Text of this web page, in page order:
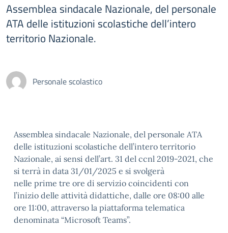
Assemblea sindacale Nazionale, del personale
ATA delle istituzioni scolastiche dell’intero
territorio Nazionale.
Personale scolastico
Assemblea sindacale Nazionale, del personale ATA
delle istituzioni scolastiche dell’intero territorio
Nazionale, ai sensi dell’art. 31 del ccnl 2019-2021, che
si terrà in data 31/01/2025 e si svolgerà
nelle prime tre ore di servizio coincidenti con
l’inizio delle attività didattiche, dalle ore 08:00 alle
ore 11:00, attraverso la piattaforma telematica
denominata “Microsoft Teams”.